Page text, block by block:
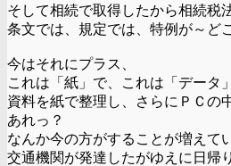
そして相続で取得したから相続
条文では、規定では、特例が～ど
今はそれにプラス、
これは「紙」で、これは「データ
資料を紙で整理し、さらにＰＣの
あれっ？
なんか今の方がすることが増えて
交通機関が発達したがゆえに日帰